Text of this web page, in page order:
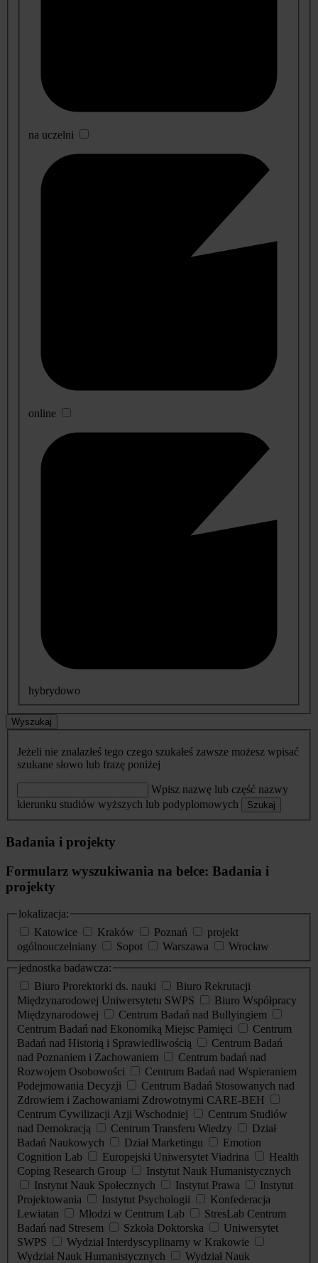
na uczelni
online
hybrydowo
Wyszukaj
Jeżeli nie znalazłeś tego czego szukałeś zawsze możesz wpisać
szukane słowo lub frazę poniżej
Wpisz nazwę lub część nazwy
kierunku studiów wyższych lub podyplomowych
Szukaj
Badania i projekty
Formularz wyszukiwania na belce: Badania i
projekty
lokalizacja:
Katowice
Kraków Poznań
projekt
ogólnouczelniany
Sopot Warszawa
Wrocław
jednostka badawcza:
Biuro Prorektorki ds. nauki
Biuro Rekrutacji
Międzynarodowej Uniwersytetu SWPS
Biuro Współpracy
Międzynarodowej
Centrum Badań nad Bullyingiem
Centrum Badań nad Ekonomiką Miejsc Pamięci
Centrum
Badań nad Historią i Sprawiedliwością
Centrum Badań
nad Poznaniem i Zachowaniem
Centrum badań nad
Rozwojem Osobowości
Centrum Badań nad Wspieraniem
Podejmowania Decyzji
Centrum Badań Stosowanych nad
Zdrowiem i Zachowaniami Zdrowotnymi CARE-BEH
Centrum Cywilizacji Azji Wschodniej
Centrum Studiów
nad Demokracją
Centrum Transferu Wiedzy
Dział
Badań Naukowych
Dział Marketingu
Emotion
Cognition Lab
Europejski Uniwersytet Viadrina
Health
Coping Research Group
Instytut Nauk Humanistycznych
Instytut Nauk Społecznych
Instytut Prawa
Instytut
Projektowania
Instytut Psychologii
Konfederacja
Lewiatan
Młodzi w Centrum Lab
StresLab Centrum
Badań nad Stresem
Szkoła Doktorska
Uniwersytet
SWPS
Wydział Interdyscyplinarny w Krakowie
Wydział Nauk Humanistycznych
Wydział Nauk